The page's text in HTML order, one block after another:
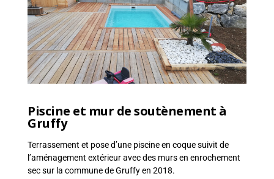
Piscine et mur de soutènement à
Gruffy
Terrassement et pose d’une piscine en coque suivit de
l’aménagement extérieur avec des murs en enrochement
sec sur la commune de Gruffy en 2018.